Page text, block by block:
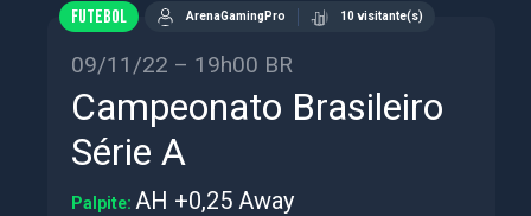
FUTEBOL ArenaGamingPro 10 visitante(s)
09/11/22 – 19h00 BR
Campeonato Brasileiro
Série A
Palpite: AH +0,25 Away